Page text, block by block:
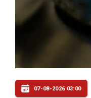
07-08-2026 03:00